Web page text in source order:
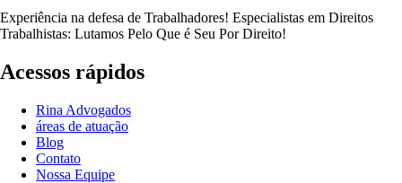
Experiência na defesa de Trabalhadores! Especialistas em Direitos
Trabalhistas: Lutamos Pelo Que é Seu Por Direito!
Acessos rápidos
Rina Advogados
áreas de atuação
Blog
Contato
Nossa Equipe